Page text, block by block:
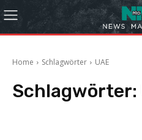
Home Schlagwörter UAE
Schlagwörter: